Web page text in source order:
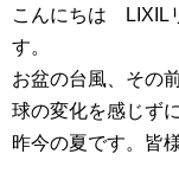
こんにちは LIXIL
す。
お盆の台風、その
球の変化を感じず
昨今の夏です。皆